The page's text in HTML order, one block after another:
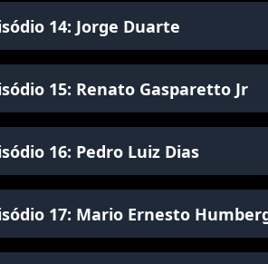
14: Jorge Duarte
15: Renato Gasparetto Jr
16: Pedro Luiz Dias
17: Mario Ernesto